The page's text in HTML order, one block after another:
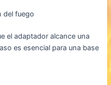
del fuego
el adaptador alcance una
es esencial para una base